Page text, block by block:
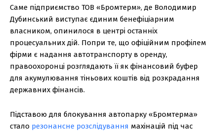
Саме підприємство ТОВ «Бромтерм», де Володимир
Дубинський виступає єдиним бенефіціарним
власником, опинилося в центрі останніх
процесуальних дій. Попри те, що офіційним профілем
фірми є надання автотранспорту в оренду,
правоохоронці розглядають її як фінансовий буфер
для акумулювання тіньових коштів від розкрадання
державних фінансів.
Підставою для блокування автопарку «Бромтерма»
стало резонансне розслідування махінацій під час